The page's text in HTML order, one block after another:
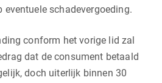
eventuele schadevergoeding.
conform het vorige lid zal
dat de consument betaald
doch uiterlijk binnen 30